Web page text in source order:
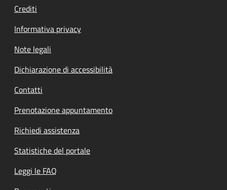
Crediti
Informativa privacy
Note legali
Dichiarazione di accessibilità
Contatti
Prenotazione appuntamento
Richiedi assistenza
Statistiche del portale
Leggi le FAQ